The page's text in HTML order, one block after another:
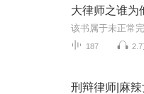
大律师之谁为
187 2.7
刑辩律师|麻